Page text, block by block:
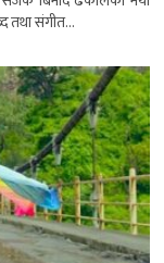
तथा संगीत...